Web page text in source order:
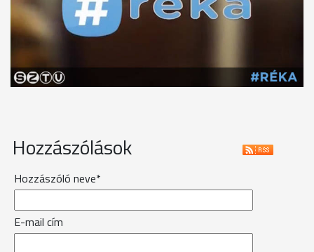
Hozzászólások
Hozzászóló neve*
E-mail cím